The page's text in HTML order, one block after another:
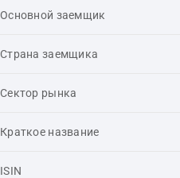
Основной заемщик
Страна заемщика
Сектор рынка
Краткое название
ISIN